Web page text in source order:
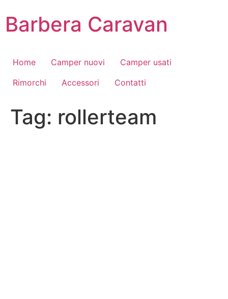
contenuto
Barbera Caravan
Home Camper nuovi
Camper usati
Rimorchi
Accessori Contatti
Tag: rollerteam